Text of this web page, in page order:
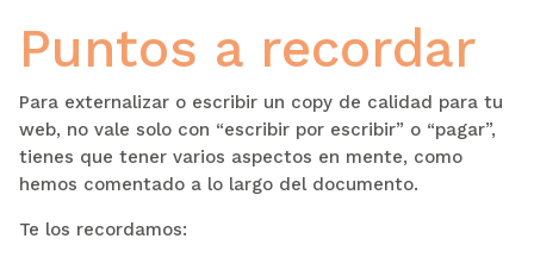
Puntos a recordar
Para externalizar o escribir un copy de calidad para tu
web, no vale solo con “escribir por escribir” o “pagar”,
tienes que tener varios aspectos en mente, como
hemos comentado a lo largo del documento.
Te los recordamos: